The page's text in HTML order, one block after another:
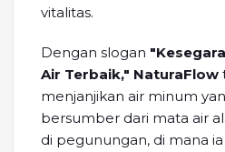
vitalitas.
Dengan slogan
Air Terbaik," NaturaFlow
menjanjikan air minum
bersumber dari mata air
di pegunungan, di mana